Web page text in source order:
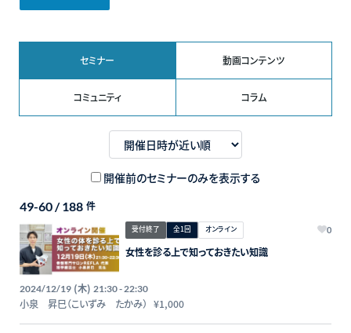
セミナー 動画コンテンツ
コミュニティ コラム
開催前のセミナーのみを表示する
49-60 / 188 件
受付終了 全1回 オンライン 0
女性を診る上で知っておきたい知識
2024/12/19 (木) 21:30 - 22:30
小泉 昇巳（こいずみ たかみ） ¥1,000